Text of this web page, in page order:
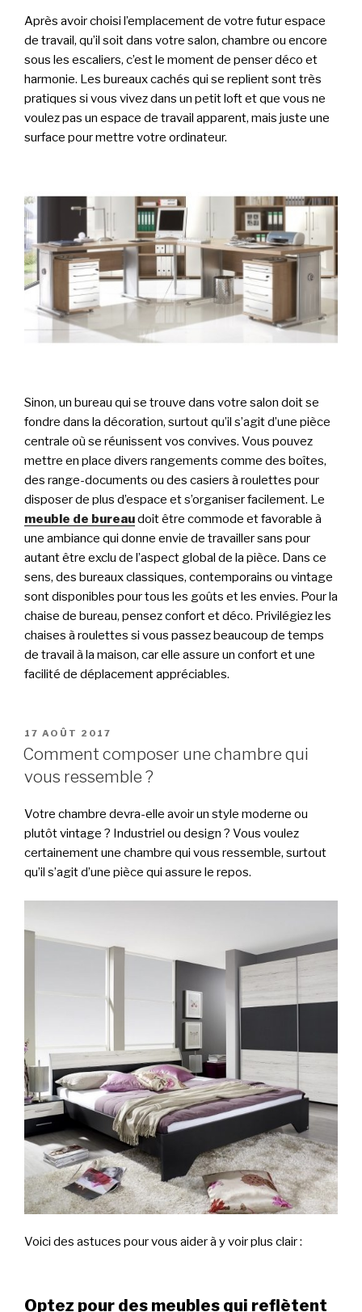
Après avoir choisi l’emplacement de votre futur espace
de travail, qu’il soit dans votre salon, chambre ou encore
sous les escaliers, c’est le moment de penser déco et
harmonie. Les bureaux cachés qui se replient sont très
pratiques si vous vivez dans un petit loft et que vous ne
voulez pas un espace de travail apparent, mais juste une
surface pour mettre votre ordinateur.
Sinon, un bureau qui se trouve dans votre salon doit se
fondre dans la décoration, surtout qu’il s’agit d’une pièce
centrale où se réunissent vos convives. Vous pouvez
mettre en place divers rangements comme des boîtes,
des range-documents ou des casiers à roulettes pour
disposer de plus d’espace et s’organiser facilement. Le
meuble de bureaudoit être commode et favorable à
une ambiance qui donne envie de travailler sans pour
autant être exclu de l’aspect global de la pièce. Dans ce
sens, des bureaux classiques, contemporains ou vintage
sont disponibles pour tous les goûts et les envies. Pour la
chaise de bureau, pensez confort et déco. Privilégiez les
chaises à roulettes si vous passez beaucoup de temps
de travail à la maison, car elle assure un confort et une
facilité de déplacement appréciables.
PUBLIÉ
LE
17 AOÛT 2017
Comment composer une chambre qui
vous ressemble ?
Votre chambre devra-elle avoir un style moderne ou
plutôt vintage ? Industriel ou design ? Vous voulez
certainement une chambre qui vous ressemble, surtout
qu’il s’agit d’une pièce qui assure le repos.
Voici des astuces pour vous aider à y voir plus clair :
Optez pour des meubles qui reflètent